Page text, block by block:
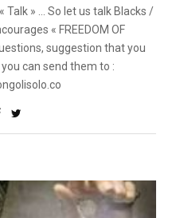
Talk » ... So let us talk Blacks /
« FREEDOM OF
suggestion that you
can send them to :